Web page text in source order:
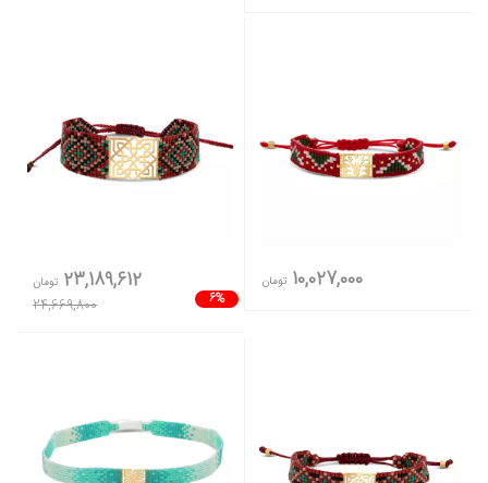
10,027,000 تومان
6%
23,189,612 تومان
24,669,800